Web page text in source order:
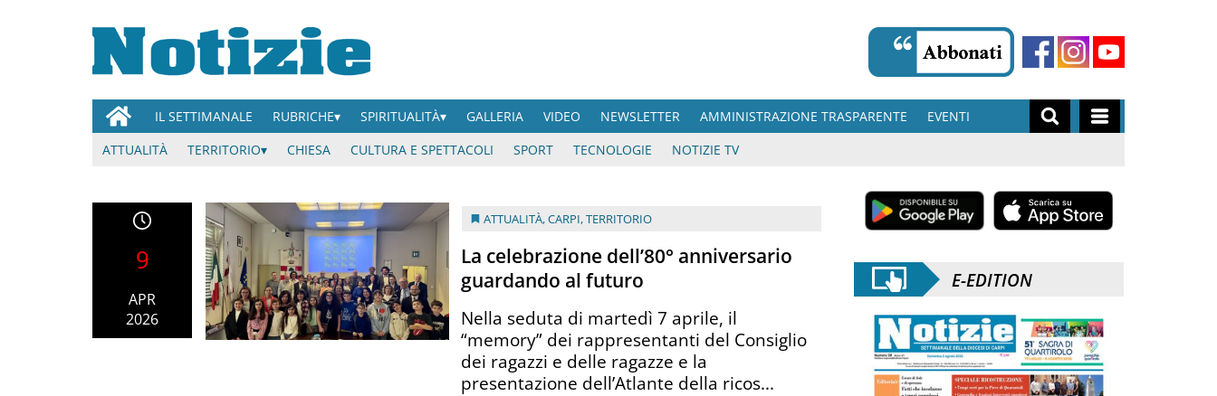
IL SETTIMANALE RUBRICHE SPIRITUALITÀ GALLERIA VIDEO NEWSLETTER AMMINISTRAZIONE TRASPARENTE
EVENTI
ATTUALITÀ
TERRITORIO CHIESA CULTURA E SPETTACOLI SPORT TECNOLOGIE NOTIZIE TV
9
APR
2026
ATTUALITÀ,CARPI,TERRITORIO
La celebrazione dell’80° anniversario
guardando al futuro
Nella seduta di martedì 7 aprile, il
“memory” dei rappresentanti del Consiglio
dei ragazzi e delle ragazze e la
presentazione dell’Atlante della ricos...
E-EDITION